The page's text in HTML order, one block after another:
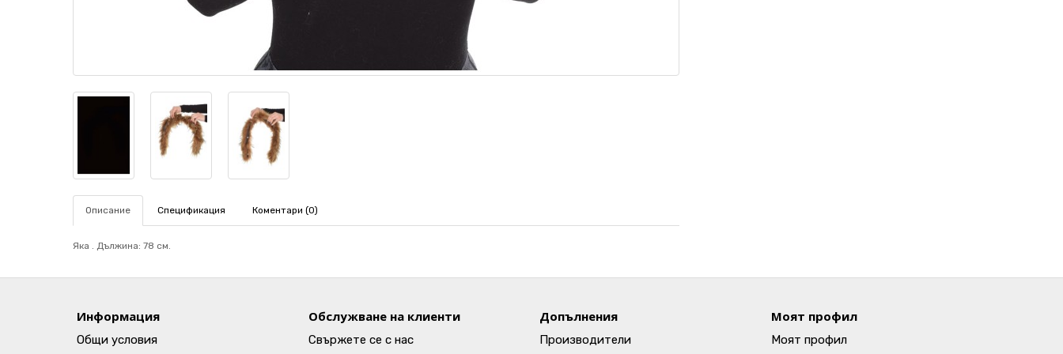
Описание Спецификация Коментари (0)
Яка . Дължина: 78 см.
Информация
Общи условия
Обслужване на клиенти
Свържете се с нас
Допълнения
Производители
Моят профил
Моят профил